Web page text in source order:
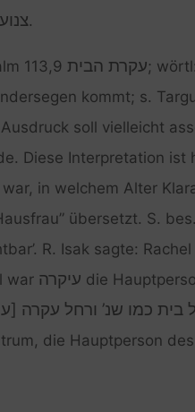
.
113,9 עקרת הבית;
kommt; s.
soll vielleicht
Diese Interpretation ist
in welchem Alter
übersetzt. S.
R. Isak sagte:
war עיקרה die
בית כמו שנ’ ורחל עקרה
die Hauptperson